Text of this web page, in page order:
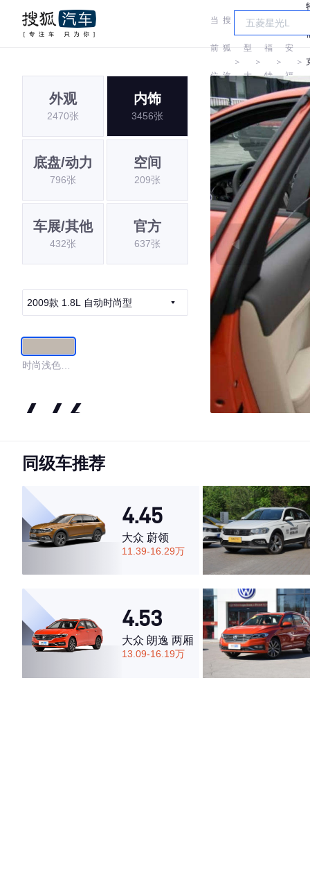
当
前
位
置:
搜
狐
汽
车
＞
车
型
大
全
＞
福
特
＞
长
安
福
特
＞
外观
2470张
内饰
3456张
底盘/动力
796张
空间
209张
车展/其他
432张
官方
637张
2009款 1.8L 自动时尚型
时尚浅色内
4.46
·外观表现较为优秀，优于51%同级车
·空间表现一般，低于81%同级车
同级车推荐
4.45
大众 蔚领
11.39-16.29万
4.53
大众 朗逸 两厢
13.09-16.19万